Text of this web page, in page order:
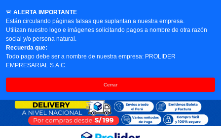
🚨 ALERTA IMPORTANTE
Están circulando páginas falsas que suplantan a nuestra empresa.
Utilizan nuestro logo e imágenes solicitando pagos a nombre de otra razón
social y/o persona natural.
Recuerda que:
Todo pago debe ser a nombre de nuestra empresa: PROLIDER
EMPRESARIAL S.A.C.
Cerrar